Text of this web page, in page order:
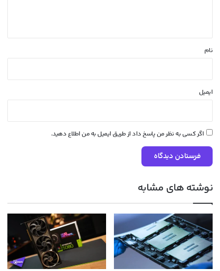
نام
ایمیل
اگر کسی به نظر من پاسخ داد از طریق ایمیل به من اطلاع دهید.
نوشته های مشابه